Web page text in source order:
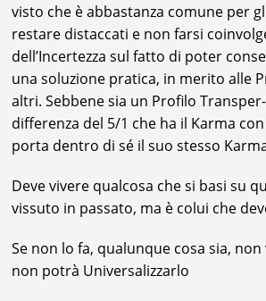
visto che è abbastanza comune per
restare distaccati e non farsi
dell’Incertezza sul fatto di poter
una soluzione pratica, in merito alle
altri. Sebbene sia un Profilo
differenza del 5/1 che ha il Karma
porta dentro di sé il suo stesso
Deve vivere qualcosa che si basi su
vissuto in passato, ma è colui che
Se non lo fa, qualunque cosa sia,
non potrà Universalizzarlo